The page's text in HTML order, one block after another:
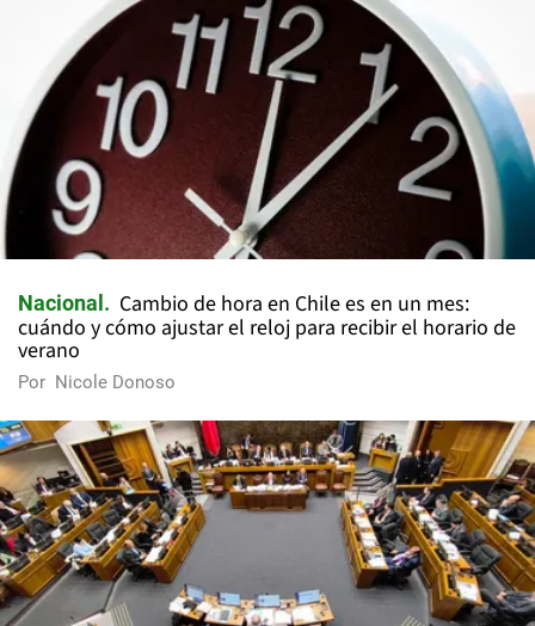
Nacional
Cambio de hora en Chile es en un mes:
cuándo y cómo ajustar el reloj para recibir el horario de
verano
Por Nicole Donoso